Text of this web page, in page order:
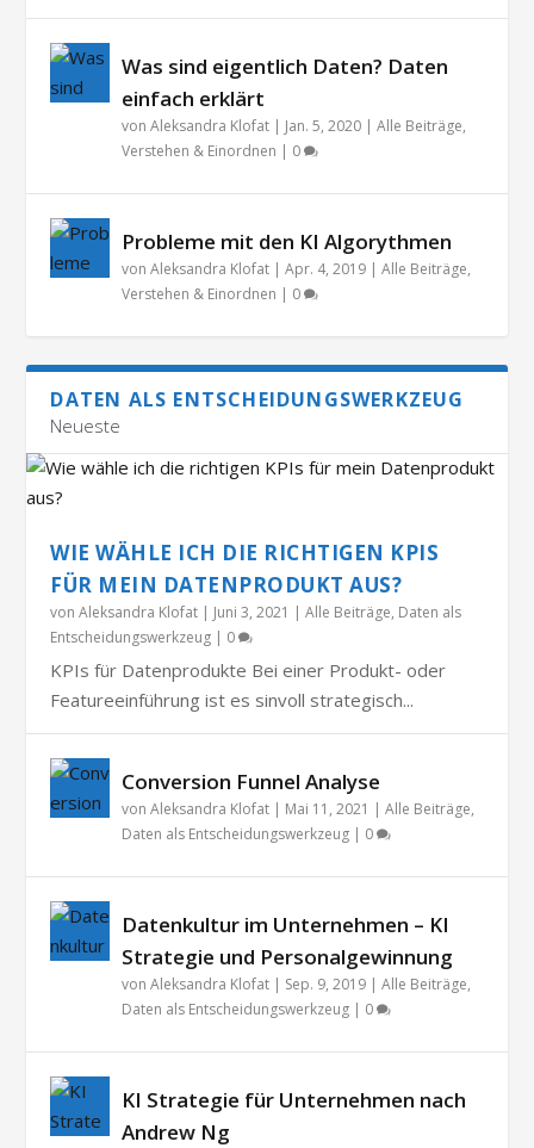
Was sind eigentlich Daten? Daten
einfach erklärt
vonAleksandra Klofat Jan. 5, 2020 |Alle Beiträge,
Verstehen & Einordnen
0
Probleme mit den KI Algorythmen
vonAleksandra Klofat |Apr. 4, 2019 |Alle Beiträge,
Verstehen & Einordnen
0
DATEN ALS ENTSCHEIDUNGSWERKZEUG
Neueste
WIE WÄHLE ICH DIE RICHTIGEN KPIS
FÜR MEIN DATENPRODUKT AUS?
vonAleksandra Klofat Juni 3, 2021 |Alle Beiträge, Daten als
Entscheidungswerkzeug
0
KPIs für Datenprodukte Bei einer Produkt- oder
Featureeinführung ist es sinvoll strategisch...
Conversion Funnel Analyse
vonAleksandra Klofat Mai 11, 2021 |Alle Beiträge,
Daten als Entscheidungswerkzeug
0
Datenkultur im Unternehmen – KI
Strategie und Personalgewinnung
vonAleksandra Klofat Sep. 9, 2019 |Alle Beiträge,
Daten als Entscheidungswerkzeug
0
KI Strategie für Unternehmen nach
Andrew Ng